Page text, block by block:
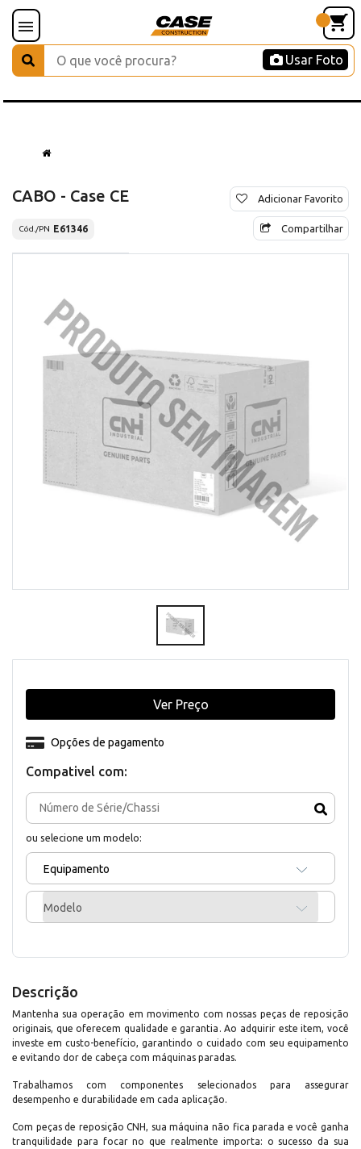
Usar Foto
CABO - Case CE
Cód./PN E61346
Adicionar Favorito
Compartilhar
Compativel com:
ou selecione um modelo:
Equipamento
Modelo
Opções de pagamento
Ver Preço
Descrição
Mantenha sua operação em movimento com nossas peças de reposição
originais, que oferecem qualidade e garantia. Ao adquirir este item, você
investe em custo-benefício, garantindo o cuidado com seu equipamento
e evitando dor de cabeça com máquinas paradas.
Trabalhamos com componentes selecionados para assegurar
desempenho e durabilidade em cada aplicação.
Com peças de reposição CNH, sua máquina não fica parada e você ganha
tranquilidade para focar no que realmente importa: o sucesso da sua